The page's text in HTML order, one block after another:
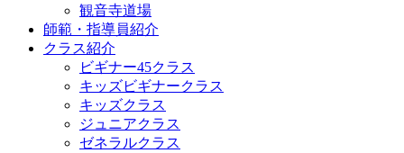
観音寺道場
師範・指導員紹介
クラス紹介
ビギナー45クラス
キッズビギナークラス
キッズクラス
ジュニアクラス
ゼネラルクラス